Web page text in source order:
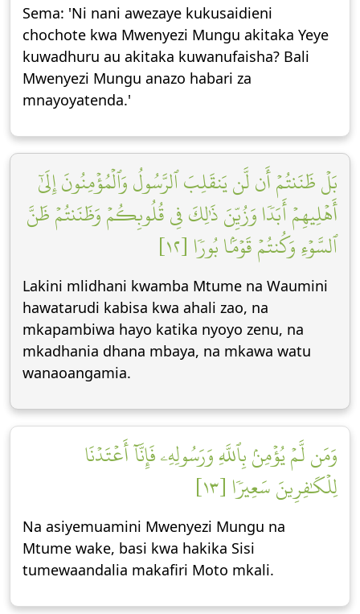
Sema: 'Ni nani awezaye kukusaidieni
chochote kwa Mwenyezi Mungu akitaka Yeye
kuwadhuru au akitaka kuwanufaisha? Bali
Mwenyezi Mungu anazo habari za
mnayoyatenda.'
بَلۡ ظَنَنتُمۡ أَن لَّن يَنقَلِبَ ٱلرَّسُولُ وَٱلۡمُؤۡمِنُونَ إِلَىٰٓ
أَهۡلِيهِمۡ أَبَدٗا وَزُيِّنَ ذَٰلِكَ فِي قُلُوبِكُمۡ وَظَنَنتُمۡ ظَنَّ
ٱلسَّوۡءِ وَكُنتُمۡ قَوۡمَۢا بُورٗا [١٢]
Lakini mlidhani kwamba Mtume na Waumini
hawatarudi kabisa kwa ahali zao, na
mkapambiwa hayo katika nyoyo zenu, na
mkadhania dhana mbaya, na mkawa watu
wanaoangamia.
وَمَن لَّمۡ يُؤۡمِنۢ بِٱللَّهِ وَرَسُولِهِۦ فَإِنَّآ أَعۡتَدۡنَا
لِلۡكَٰفِرِينَ سَعِيرٗا [١٣]
Na asiyemuamini Mwenyezi Mungu na
Mtume wake, basi kwa hakika Sisi
tumewaandalia makafiri Moto mkali.